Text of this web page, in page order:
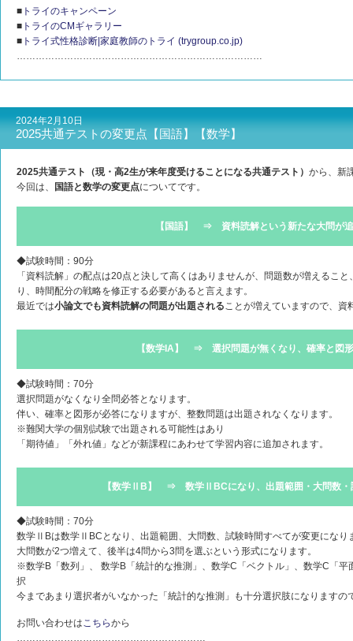
■ トライのキャンペーン
■ トライのCMギャラリー
■ トライ式性格診断|家庭教師のトライ (trygroup.co.jp)
……………………………………………………………………
2024年2月10日
2025共通テストの変更点【国語】【数学】
2025共通テスト（現・高2生が来年度受けることになる共通テスト） から、新
今回は、
国語と数学の変更点についてです。
【国語】 ⇒ 資料読解という新たな大問が
◆試験時間：90分
「資料読解」の配点は20点と決して高くはありませんが、問題数が増えるこ
り、時間配分の戦略を修正する必要があると言えます。
最近では小論文でも資料読解の問題が出題されることが増えていますので、資
【数学IA】 ⇒ 選択問題が無くなり、確率と図
◆試験時間：70分
選択問題がなくなり全問必答となります。
伴い、確率と図形が必答になりますが、整数問題は出題されなくなります。
※難関大学の個別試験で出題される可能性はあり
「期待値」「外れ値」などが新課程にあわせて学習内容に追加されます。
【数学ⅡB】 ⇒ 数学ⅡBCになり、出題範囲・大問数・
◆試験時間：70分
数学ⅡBは数学ⅡBCとなり、出題範囲、大問数、試験時間すべてが変更になり
大問数が2つ増えて、後半は4問から3問を選ぶという形式になります。
※数学B「数列」、 数学B「統計的な推測」、数学C「ベクトル」、数学C「
択
今まであまり選択者がいなかった「統計的な推測」も十分選択肢になりますの
お問い合わせはこちらから
……………………………………………………